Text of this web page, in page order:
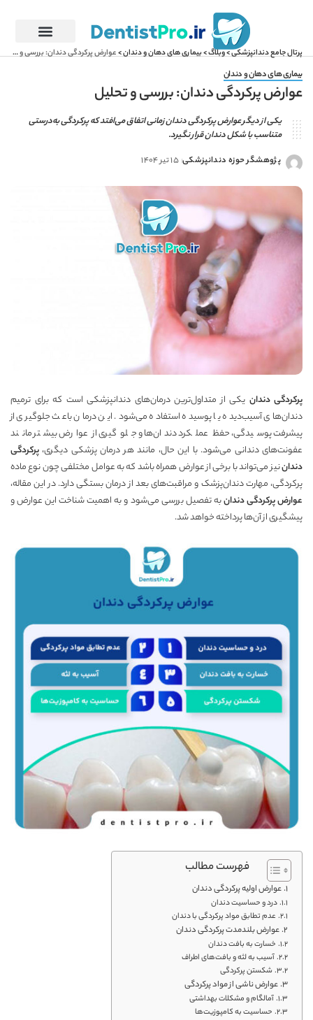
پرتال جامع دندانپزشکی>وبلاگ>بیماری های دهان و دندان>عوارض پرکردگی دندان: بررسی و تحلیل
بیماری های دهان و دندان
عوارض پرکردگی دندان: بررسی و تحلیل
یکی از دیگر عوارض پرکردگی دندان زمانی اتفاق می‌افتد که پرکردگی به‌درستی
متناسب با شکل دندان قرار نگیرد.
پژوهشگر حوزه دندانپزشکی 15 تیر 1404
پرکردگی دندان یکی از متداول‌ترین درمان‌های دندانپزشکی است که برای ترمیم
دندان‌های آسیب‌دیده یا پوسیده استفاده می‌شود. این درمان باعث جلوگیری از
پیشرفت پوسیدگی، حفظ عملکرد دندان‌ها و جلوگیری از عوارض بیشتر مانند
عفونت‌های دندانی می‌شود. با این حال، مانند هر درمان پزشکی دیگری، پرکردگی
دنداننیز می‌تواند با برخی از عوارض همراه باشد که به عوامل مختلفی چون نوع ماده
پرکردگی، مهارت دندان‌پزشک و مراقبت‌های بعد از درمان بستگی دارد. در این مقاله،
عوارض پرکردگی دندانبه تفصیل بررسی می‌شود و به اهمیت شناخت این عوارض و
پیشگیری از آن‌ها پرداخته خواهد شد.
فهرست مطالب
عوارض اولیه پرکردگی دندان
درد و حساسیت دندان
عدم تطابق مواد پرکردگی با دندان
عوارض بلندمدت پرکردگی دندان
خسارت به بافت دندان
آسیب به لثه و بافت‌های اطراف
شکستن پرکردگی
عوارض ناشی از مواد پرکردگی
آمالگام و مشکلات بهداشتی
حساسیت به کامپوزیت‌ها